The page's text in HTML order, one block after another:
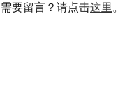
需要留言 ？ 请点击这里 。